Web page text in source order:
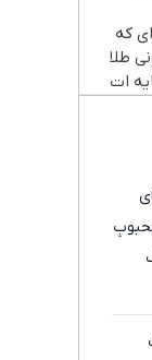
که
طلا
ات